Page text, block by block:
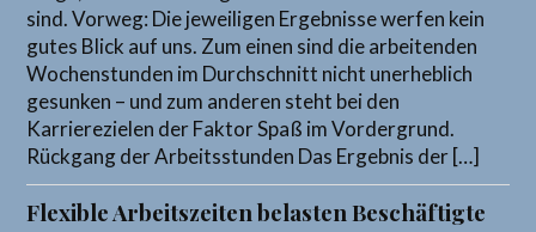
sind. Vorweg: Die jeweiligen Ergebnisse werfen kein
gutes Blick auf uns. Zum einen sind die arbeitenden
Wochenstunden im Durchschnitt nicht unerheblich
gesunken – und zum anderen steht bei den
Karrierezielen der Faktor Spaß im Vordergrund.
Rückgang der Arbeitsstunden Das Ergebnis der […]
Flexible Arbeitszeiten belasten Beschäftigte